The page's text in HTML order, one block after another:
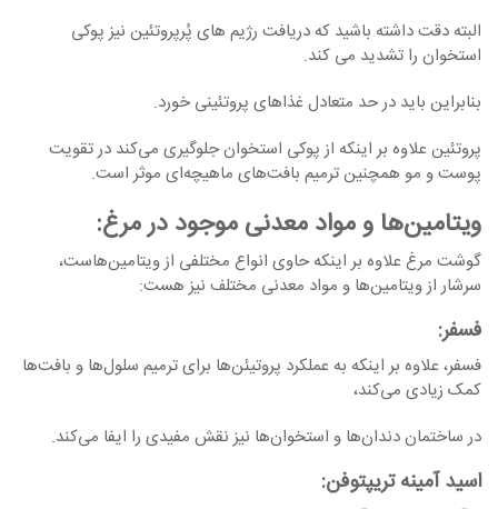
البته دقت داشته باشید که دریافت رژیم های پُرپروتئین نیز پوکی
استخوان را تشدید می کند.
بنابراین باید در حد متعادل غذاهای پروتئینی خورد.
پروتئین علاوه بر اینکه از پوکی استخوان جلوگیری می‌کند در تقویت
پوست و مو همچنین ترمیم بافت‌های ماهیچه‌ای موثر است.
ویتامین‌ها و مواد معدنی موجود در مرغ:
گوشت مرغ علاوه بر اینکه حاوی انواع مختلفی از ویتامین‌هاست،
سرشار از ویتامین‌ها و مواد معدنی مختلف نیز هست:
فسفر:
فسفر، علاوه بر اینکه به عملکرد پروتیئن‌ها برای ترمیم سلول‌ها و بافت‌ها
کمک زیادی می‌کند،
در ساختمان دندان‌ها و استخوان‌ها نیز نقش مفیدی را ایفا می‌کند.
اسید آمینه تریپتوفن: